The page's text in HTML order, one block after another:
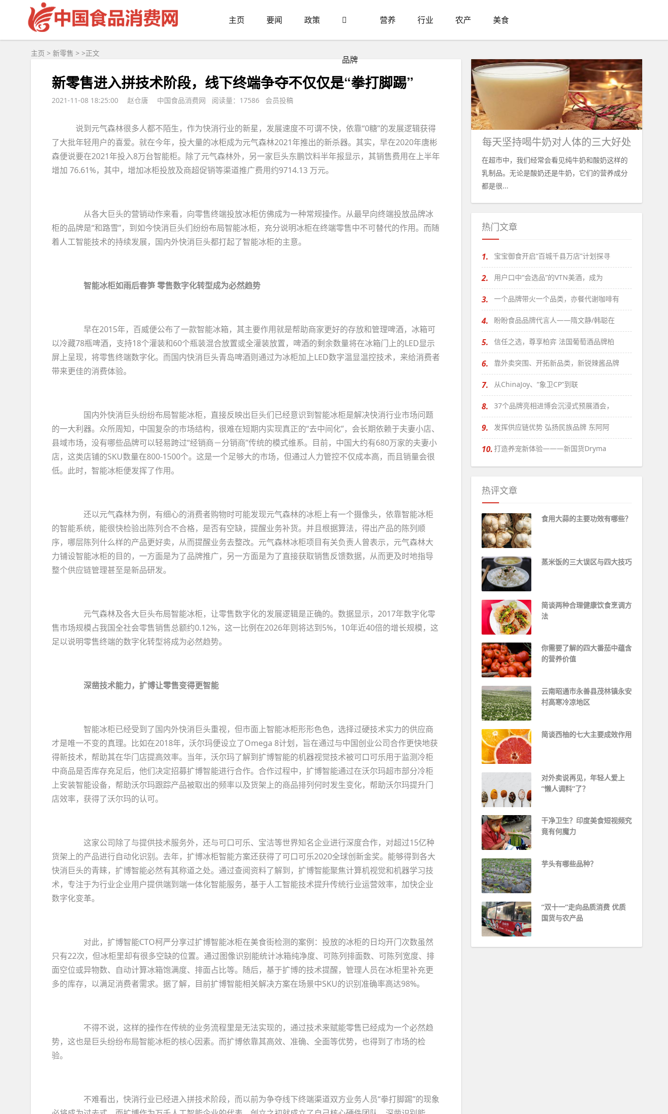
主页 要闻 政策
品牌
营养 行业 农产 美食
主页 > 新零售 > >正文
新零售进入拼技术阶段，线下终端争夺不仅仅是“拳打脚踢”
2021-11-08 18:25:00 赵仓唐 中国食品消费网 阅读量：17586 会员投稿
说到元气森林很多人都不陌生，作为快消行业的新星，发展速度不可谓不快，依靠“0糖”的发展逻辑获得
了大批年轻用户的喜爱。就在今年，投大量的冰柜成为元气森林2021年推出的新杀器。其实，早在2020年唐彬
森便说要在2021年投入8万台智能柜。除了元气森林外，另一家巨头东鹏饮料半年报显示，其销售费用在上半年
增加 76.61%，其中，增加冰柜投放及商超促销等渠道推广费用约9714.13 万元。
从各大巨头的营销动作来看，向零售终端投放冰柜仿佛成为一种常规操作。从最早向终端投放品牌冰
柜的品牌是“和路雪”，到如今快消巨头们纷纷布局智能冰柜，充分说明冰柜在终端零售中不可替代的作用。而随
着人工智能技术的持续发展，国内外快消巨头都打起了智能冰柜的主意。
智能冰柜如雨后春笋 零售数字化转型成为必然趋势
早在2015年，百威便公布了一款智能冰箱，其主要作用就是帮助商家更好的存放和管理啤酒，冰箱可
以冷藏78瓶啤酒，支持18个灌装和60个瓶装混合放置或全灌装放置，啤酒的剩余数量将在冰箱门上的LED显示
屏上呈现，将零售终端数字化。而国内快消巨头青岛啤酒则通过为冰柜加上LED数字温显温控技术，来给消费者
带来更佳的消费体验。
国内外快消巨头纷纷布局智能冰柜，直接反映出巨头们已经意识到智能冰柜是解决快消行业市场问题
的一大利器。众所周知，中国复杂的市场结构，很难在短期内实现真正的“去中间化”，会长期依赖于夫妻小店、
县域市场，没有哪些品牌可以轻易跨过“经销商－分销商”传统的模式维系。目前，中国大约有680万家的夫妻小
店，这类店铺的SKU数量在800-1500个。这是一个足够大的市场，但通过人力管控不仅成本高，而且销量会很
低。此时，智能冰柜便发挥了作用。
还以元气森林为例，有细心的消费者购物时可能发现元气森林的冰柜上有一个摄像头，依靠智能冰柜
的智能系统，能很快检验出陈列合不合格，是否有空缺，提醒业务补货。并且根据算法，得出产品的陈列顺
序，哪层陈列什么样的产品更好卖，从而提醒业务去整改。元气森林冰柜项目有关负责人曾表示，元气森林大
力铺设智能冰柜的目的，一方面是为了品牌推广，另一方面是为了直接获取销售反馈数据，从而更及时地指导
整个供应链管理甚至是新品研发。
元气森林及各大巨头布局智能冰柜，让零售数字化的发展逻辑是正确的。数据显示，2017年数字化零
售市场规模占我国全社会零售销售总额约0.12%，这一比例在2026年则将达到5%，10年近40倍的增长规模，这
足以说明零售终端的数字化转型将成为必然趋势。
深凿技术能力，扩博让零售变得更智能
智能冰柜已经受到了国内外快消巨头重视，但市面上智能冰柜形形色色，选择过硬技术实力的供应商
才是唯一不变的真理。比如在2018年，沃尔玛便设立了Omega 8计划，旨在通过与中国创业公司合作更快地获
得新技术，帮助其在华门店提高效率。当年，沃尔玛了解到扩博智能的机器视觉技术被可口可乐用于监测冷柜
中商品是否库存充足后，他们决定招募扩博智能进行合作。合作过程中，扩博智能通过在沃尔玛超市部分冷柜
上安装智能设备，帮助沃尔玛跟踪产品被取出的频率以及货架上的商品排列何时发生变化，帮助沃尔玛提升门
店效率，获得了沃尔玛的认可。
这家公司除了与提供技术服务外，还与可口可乐、宝洁等世界知名企业进行深度合作，对超过15亿种
货架上的产品进行自动化识别。去年，扩博冰柜智能方案还获得了可口可乐2020全球创新金奖。能够得到各大
快消巨头的青睐，扩博智能必然有其称道之处。通过查阅资料了解到，扩博智能聚焦计算机视觉和机器学习技
术，专注于为行业企业用户提供端到端一体化智能服务，基于人工智能技术提升传统行业运营效率，加快企业
数字化变革。
对此，扩博智能CTO柯严分享过扩博智能冰柜在美食街检测的案例：投放的冰柜的日均开门次数虽然
只有22次，但冰柜里却有很多空缺的位置。通过图像识别能统计冰箱纯净度、可陈列排面数、可陈列宽度、排
面空位或异物数、自动计算冰箱饱满度、排面占比等。随后，基于扩博的技术提醒，管理人员在冰柜里补充更
多的库存，以满足消费者需求。据了解，目前扩博智能相关解决方案在场景中SKU的识别准确率高达98%。
不得不说，这样的操作在传统的业务流程里是无法实现的，通过技术来赋能零售已经成为一个必然趋
势，这也是巨头纷纷布局智能冰柜的核心因素。而扩博依靠其高效、准确、全面等优势，也得到了市场的检
验。
不难看出，快消行业已经进入拼技术阶段，而以前为争夺线下终端渠道双方业务人员“拳打脚踢”的现象
每天坚持喝牛奶对人体的三大好处
在超市中，我们经常会看见纯牛奶和酸奶这样的
乳制品。无论是酸奶还是牛奶，它们的营养成分
都是很...
热门文章
1. 宝宝御食开启“百城千县万店”计划探寻
2. 用户口中“会选品”的VTN美酒，成为
3. 一个品牌带火一个品类，亦餐代谢咖啡有
4. 盼盼食品品牌代言人——隋文静/韩聪在
5. 信任之选，尊享柏弈 法国葡萄酒品牌柏
6. 靠外卖突围、开拓新品类，新锐辣酱品牌
7. 从ChinaJoy、“象卫CP”到联
8. 37个品牌亮相进博会沉浸式预展酒会，
9. 发挥供应链优势 弘扬民族品牌 东阿阿
10. 打造养宠新体验———新国货Dryma
热评文章
食用大蒜的主要功效有哪些？
蒸米饭的三大误区与四大技巧
简谈两种合理健康饮食烹调方
法 ​
你需要了解的四大番茄中蕴含
的营养价值 ​
云南昭通市永善县茂林镇永安
村高寒冷凉地区
简谈西柚的七大主要成效作用
对外卖说再见，年轻人爱上
“懒人调料”了？
干净卫生？印度美食短视频究
竟有何魔力
芋头有哪些品种？
“双十一”走向品质消费 优质
国货与农产品